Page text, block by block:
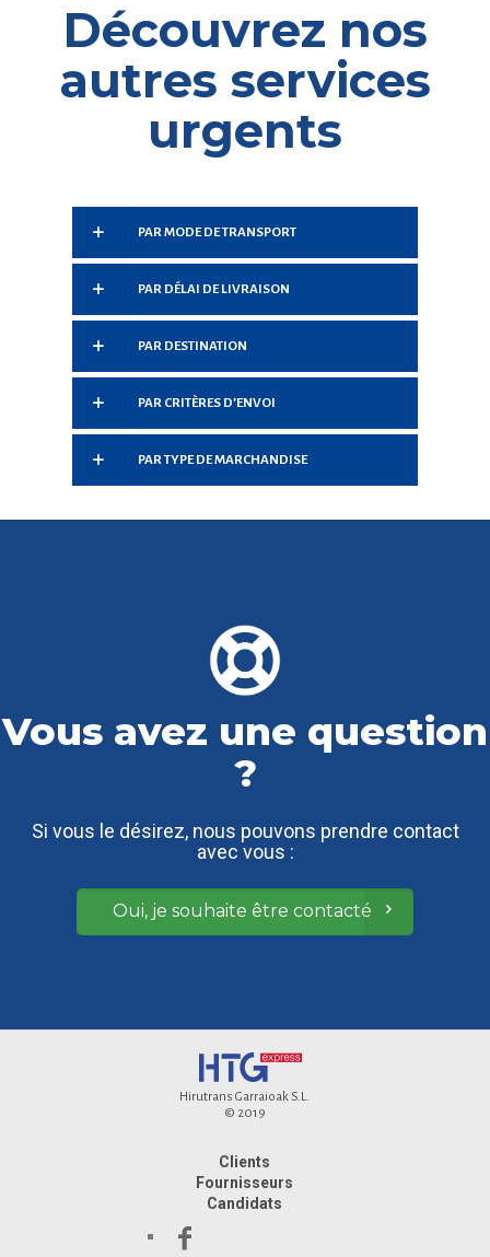
Découvrez nos
autres services
urgents
PAR MODE DE TRANSPORT
PAR DÉLAI DE LIVRAISON
PAR DESTINATION
PAR CRITÈRES D’ENVOI
PAR TYPE DE MARCHANDISE
Vous avez une question
?
Si vous le désirez, nous pouvons prendre contact
avec vous :
Oui, je souhaite être contacté
Hirutrans Garraioak S.L.
© 2019
Clients
Fournisseurs
Candidats